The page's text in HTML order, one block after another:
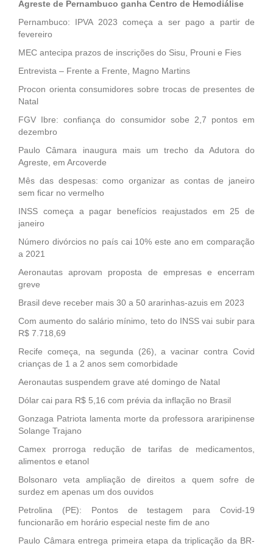
Agreste de Pernambuco ganha Centro de Hemodiálise
Pernambuco: IPVA 2023 começa a ser pago a partir de
fevereiro
MEC antecipa prazos de inscrições do Sisu, Prouni e Fies
Entrevista – Frente a Frente, Magno Martins
Procon orienta consumidores sobre trocas de presentes de
Natal
FGV Ibre: confiança do consumidor sobe 2,7 pontos em
dezembro
Paulo Câmara inaugura mais um trecho da Adutora do
Agreste, em Arcoverde
Mês das despesas: como organizar as contas de janeiro
sem ficar no vermelho
INSS começa a pagar benefícios reajustados em 25 de
janeiro
Número divórcios no país cai 10% este ano em comparação
a 2021
Aeronautas aprovam proposta de empresas e encerram
greve
Brasil deve receber mais 30 a 50 ararinhas-azuis em 2023
Com aumento do salário mínimo, teto do INSS vai subir para
R$ 7.718,69
Recife começa, na segunda (26), a vacinar contra Covid
crianças de 1 a 2 anos sem comorbidade
Aeronautas suspendem grave até domingo de Natal
Dólar cai para R$ 5,16 com prévia da inflação no Brasil
Gonzaga Patriota lamenta morte da professora araripinense
Solange Trajano
Camex prorroga redução de tarifas de medicamentos,
alimentos e etanol
Bolsonaro veta ampliação de direitos a quem sofre de
surdez em apenas um dos ouvidos
Petrolina (PE): Pontos de testagem para Covid-19
funcionarão em horário especial neste fim de ano
Paulo Câmara entrega primeira etapa da triplicação da BR-